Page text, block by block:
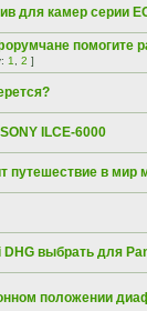
для камер серии
помогите
1 2 ]
ILCE-6000
путешествие в мир
DHG выбрать для
положении